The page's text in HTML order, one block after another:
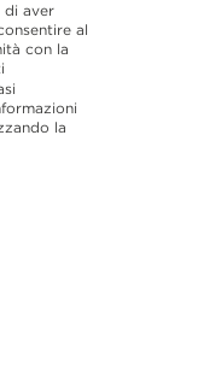
di aver
al
con la
la